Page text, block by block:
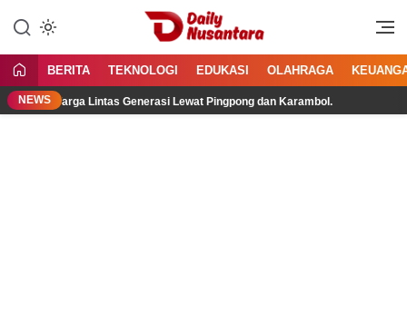
konten
Daily Nusantara
Menyajikan Fakta, Menginspirasi
BERITA TEKNOLOGI EDUKASI OLAHRAGA
NEWS
Warga Lintas Generasi Lewat Pingpong dan Karambol.